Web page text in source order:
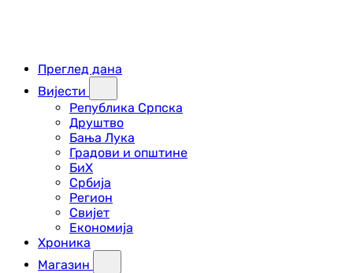
Преглед дана
Вијести
Република Српска
Друштво
Бања Лука
Градови и општине
БиХ
Србија
Регион
Свијет
Економија
Хроника
Магазин